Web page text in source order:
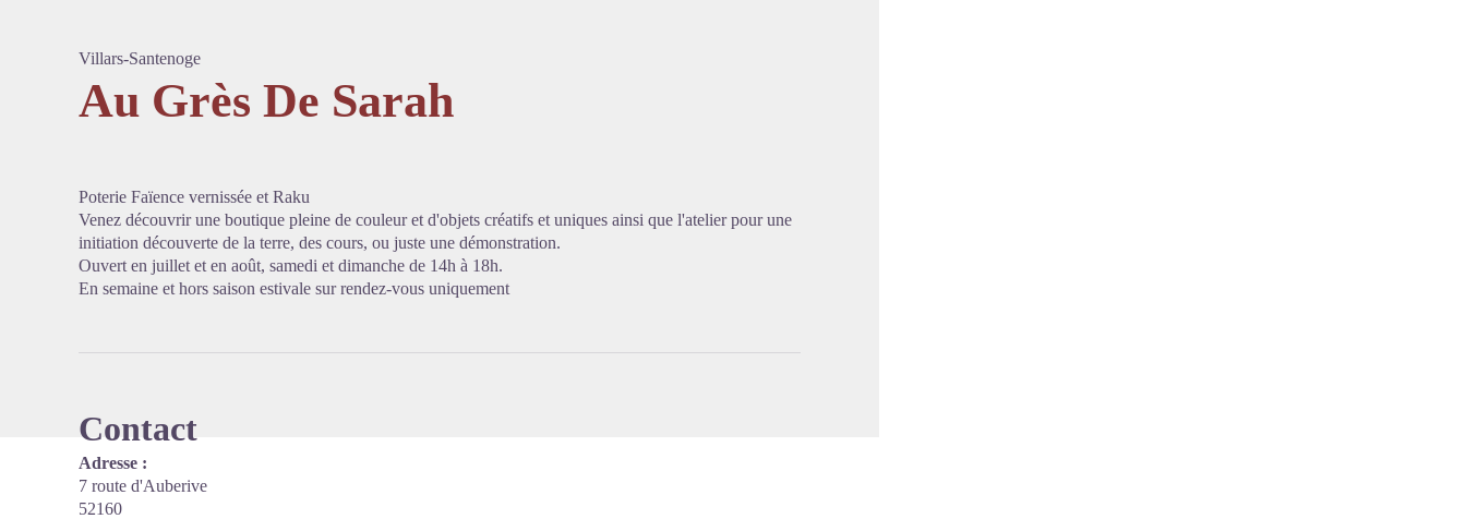
Villars-Santenoge
Au Grès De Sarah
Poterie Faïence vernissée et Raku
Venez découvrir une boutique pleine de couleur et d'objets créatifs et uniques ainsi que l'atelier pour une
initiation découverte de la terre, des cours, ou juste une démonstration.
Ouvert en juillet et en août, samedi et dimanche de 14h à 18h.
En semaine et hors saison estivale sur rendez-vous uniquement
Contact
Adresse :
7 route d'Auberive
52160